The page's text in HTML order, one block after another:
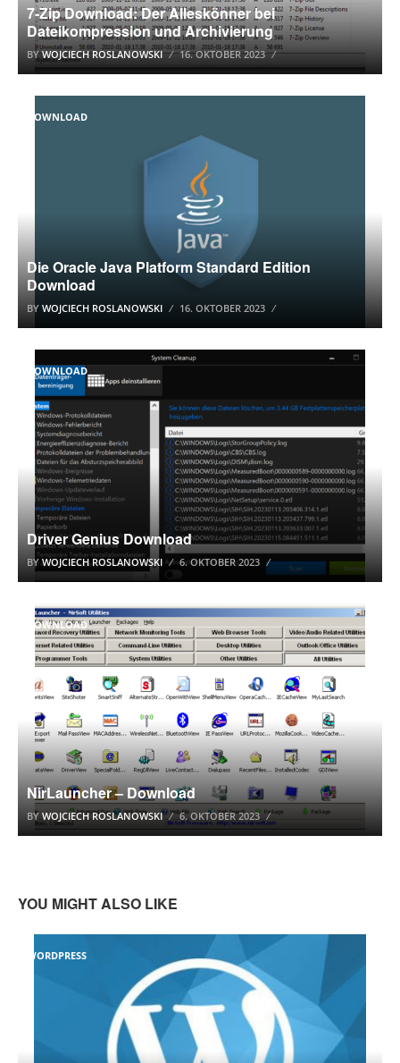
7-Zip Download: Der Alleskönner bei
Dateikompression und Archivierung
BYWOJCIECH ROSLANOWSKI 16. OKTOBER 2023
DOWNLOAD
Die Oracle Java Platform Standard Edition
Download
BY WOJCIECH ROSLANOWSKI 16. OKTOBER 2023
DOWNLOAD
Driver Genius Download
BY WOJCIECH ROSLANOWSKI 6. OKTOBER 2023
DOWNLOAD
NirLauncher – Download
BY WOJCIECH ROSLANOWSKI 6. OKTOBER 2023
YOU MIGHT ALSO LIKE
WORDPRESS